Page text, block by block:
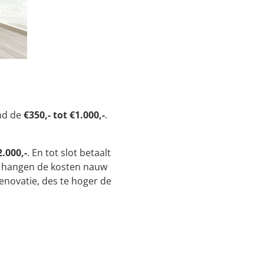
de€350,- tot €1.000,-.
. En tot slot betaalt
de kosten nauw
des te hoger de